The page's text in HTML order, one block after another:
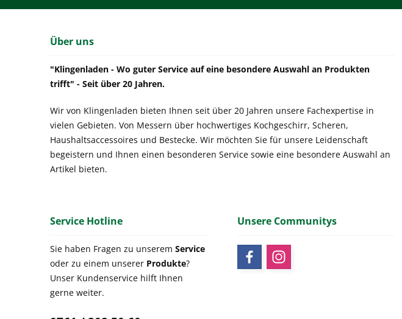
Über uns
"Klingenladen - Wo guter Service auf eine besondere Auswahl an Produkten
trifft" - Seit über 20 Jahren.
Wir von Klingenladen bieten Ihnen seit über 20 Jahren unsere Fachexpertise in
vielen Gebieten. Von Messern über hochwertiges Kochgeschirr, Scheren,
Haushaltsaccessoires und Bestecke. Wir möchten Sie für unsere Leidenschaft
begeistern und Ihnen einen besonderen Service sowie eine besondere Auswahl an
Artikel bieten.
Service Hotline
Sie haben Fragen zu unserem Service
oder zu einem unserer Produkte?
Unser Kundenservice hilft Ihnen
gerne weiter.
Unsere Communitys